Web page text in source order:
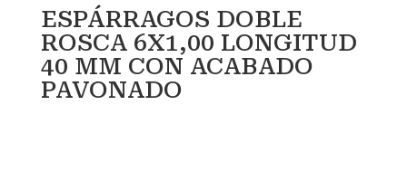
ESPÁRRAGOS DOBLE
ROSCA 6X1,00 LONGITUD
40 MM CON ACABADO
PAVONADO